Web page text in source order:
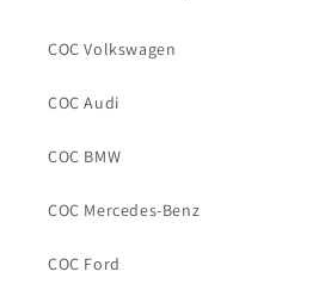
COC Volkswagen
COC Audi
COC BMW
COC Mercedes-Benz
COC Ford